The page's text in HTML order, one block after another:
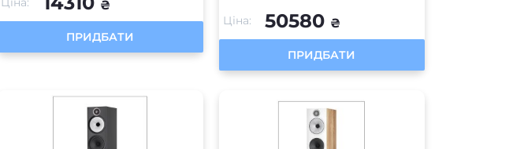
₴
ПРИДБАТИ
Ціна: 50580 ₴
ПРИДБАТИ